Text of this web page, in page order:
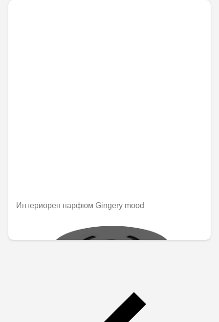
Интериорен парфюм Gingery mood